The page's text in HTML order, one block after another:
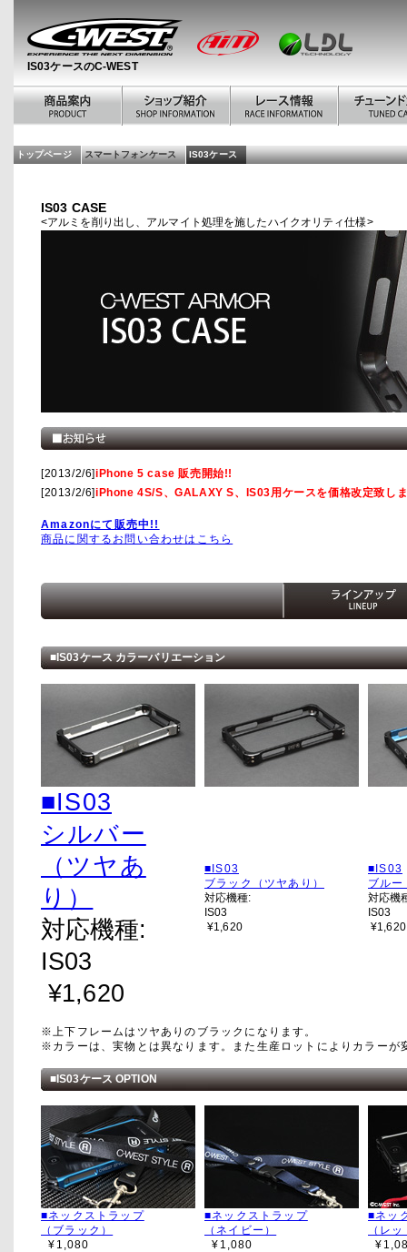
IS03ケースのC-WEST
トップページ スマートフォンケース IS03ケース
IS03 CASE
<アルミを削り出し、アルマイト処理を施したハイクオリティ仕様>
[2013/2/6]iPhone 5 case 販売開始!!
[2013/2/6]iPhone 4S/S、GALAXY S、IS03用ケースを価格改定致し
Amazonにて販売中!!
商品に関するお問い合わせはこちら
■IS03ケース カラーバリエーション
■IS03
シルバー
（ツヤあ
り）
対応機種:
IS03
¥1,620
■IS03
ブラック（ツヤあり）
対応機種:
IS03
¥1,620
■IS03
ブル
対応機
IS03
¥1,620
※上下フレームはツヤありのブラックになります。
※カラーは、実物とは異なります。また生産ロットによりカラー
■IS03ケース OPTION
■ネックストラップ
（ブラック）
¥1,080
■ネックストラップ
（ネイビー）
¥1,080
■ネッ
（レ